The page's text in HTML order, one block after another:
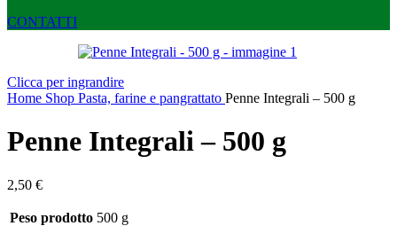
CONTATTI
Clicca per ingrandire
Home Shop Pasta, farine e pangrattato Penne Integrali – 500 g
Penne Integrali – 500 g
2,50 €
Peso prodotto 500 g